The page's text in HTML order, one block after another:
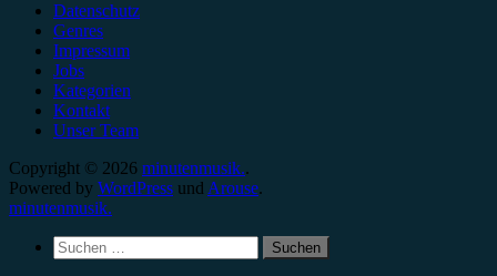
Datenschutz
Genres
Impressum
Jobs
Kategorien
Kontakt
Unser Team
Copyright © 2026 minutenmusik..
Powered by WordPress und Arouse.
minutenmusik.
Suchen
nach: